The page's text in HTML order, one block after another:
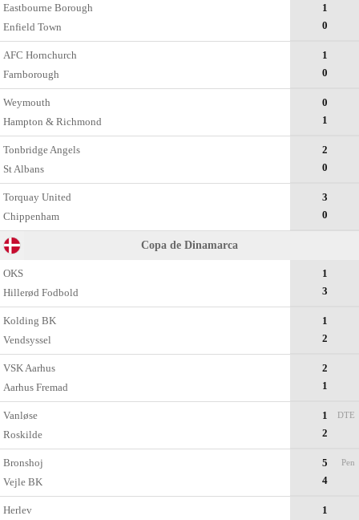
Eastbourne Borough
Enfield Town
1
0
AFC Hornchurch
Farnborough
1
0
Weymouth
Hampton & Richmond
0
1
Tonbridge Angels
St Albans
2
0
Torquay United
Chippenham
3
0
Copa de Dinamarca
OKS
Hillerød Fodbold
1
3
Kolding BK
Vendsyssel
1
2
VSK Aarhus
Aarhus Fremad
2
1
Vanløse
Roskilde
1
2
DTE
Bronshoj
Vejle BK
5
4
Pen
Herlev
1